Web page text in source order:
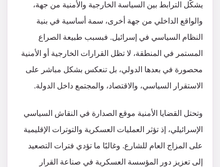
يشكّل الترابط بين السياسة الخارجية والأمنية من جهة،
والواقع الداخلي من جهة أخرى، سمة أساسية في بنية
النظام السياسي في إسرائيل. فبسبب طبيعة الصراع
المستمر في المنطقة، لا تظل القرارات الخارجية أو الأمنية
محصورة في بعدها الدولي، بل تنعكس بشكل مباشر على
الاستقرار السياسي، والاقتصاد، والمجتمع داخل الدولة.
وتحتل القضايا الأمنية موقع الصدارة في النقاش السياسي
الإسرائيلي، إذ تؤثر العمليات العسكرية والتوترات الإقليمية
على المزاج العام للشارع. وغالبًا ما تؤدي فترات التصعيد
إلى تعزيز دور المؤسسة العسكرية في صناعة القرار